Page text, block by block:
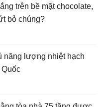
trên bề mặt chocolate,
bỏ chúng?
năng lượng nhiệt hạch